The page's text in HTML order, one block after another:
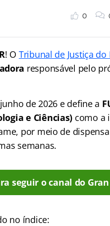
0
! O Tribunal de Justiça do
responsável pelo
de 2026 e define a
e Ciências) como a
por meio de
semanas.
seguir o canal do
no índice: